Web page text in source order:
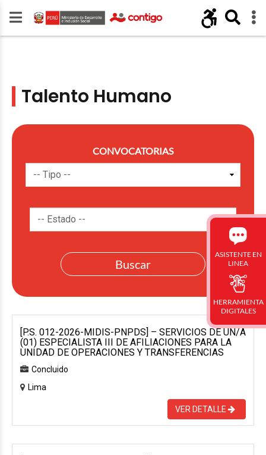
Talento Humano
CONVOCATORIAS
[P.S. 012-2026-MIDIS-PNPDS] – SERVICIOS DE UN/A
(01) ESPECIALISTA III DE AFILIACIONES PARA LA
UNIDAD DE OPERACIONES Y TRANSFERENCIAS
Concluido
Lima
VER DETALLE
ASISTENTE EN
LINEA
HERRAMIENTA
DIGITALES